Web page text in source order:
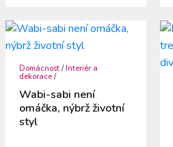
Domácnost /Interiér a
dekorace /
Wabi-sabi není
omáčka, nýbrž životní
styl